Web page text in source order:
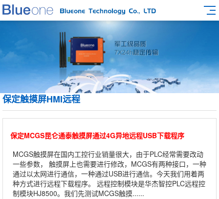
保定触摸屏HMI远程
保定MCGS昆仑通泰触摸屏通过4G异地远程USB下载程序
MCGS触摸屏在国内工控行业销量很大，由于PLC经常需要改动
一些参数， 触摸屏上也需要进行修改，MCGS有两种接口，一种
通过以太网进行通信，一种通过USB进行通信。今天我们用着两
种方式进行远程下载程序。 远程控制模块是华杰智控PLC远程控
制模块HJ8500。我们先测试MCGS触摸......